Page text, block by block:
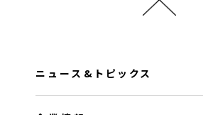
ニュース&トピックス